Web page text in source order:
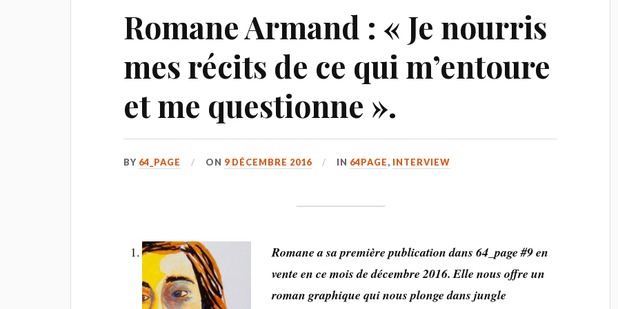
Romane Armand : « Je nourris
mes récits de ce qui m’entoure
et me questionne ».
BY 64_PAGE ON 9 DÉCEMBRE 2016 IN 64PAGE, INTERVIEW
Romane a sa première publication dans 64_page #9 en
vente en ce mois de décembre 2016. Elle nous offre un
roman graphique qui nous plonge dans jungle